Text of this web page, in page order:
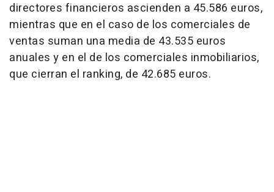
directores financieros ascienden a 45.586 euros,
mientras que en el caso de los comerciales de
ventas suman una media de 43.535 euros
anuales y en el de los comerciales inmobiliarios,
que cierran el ranking, de 42.685 euros.